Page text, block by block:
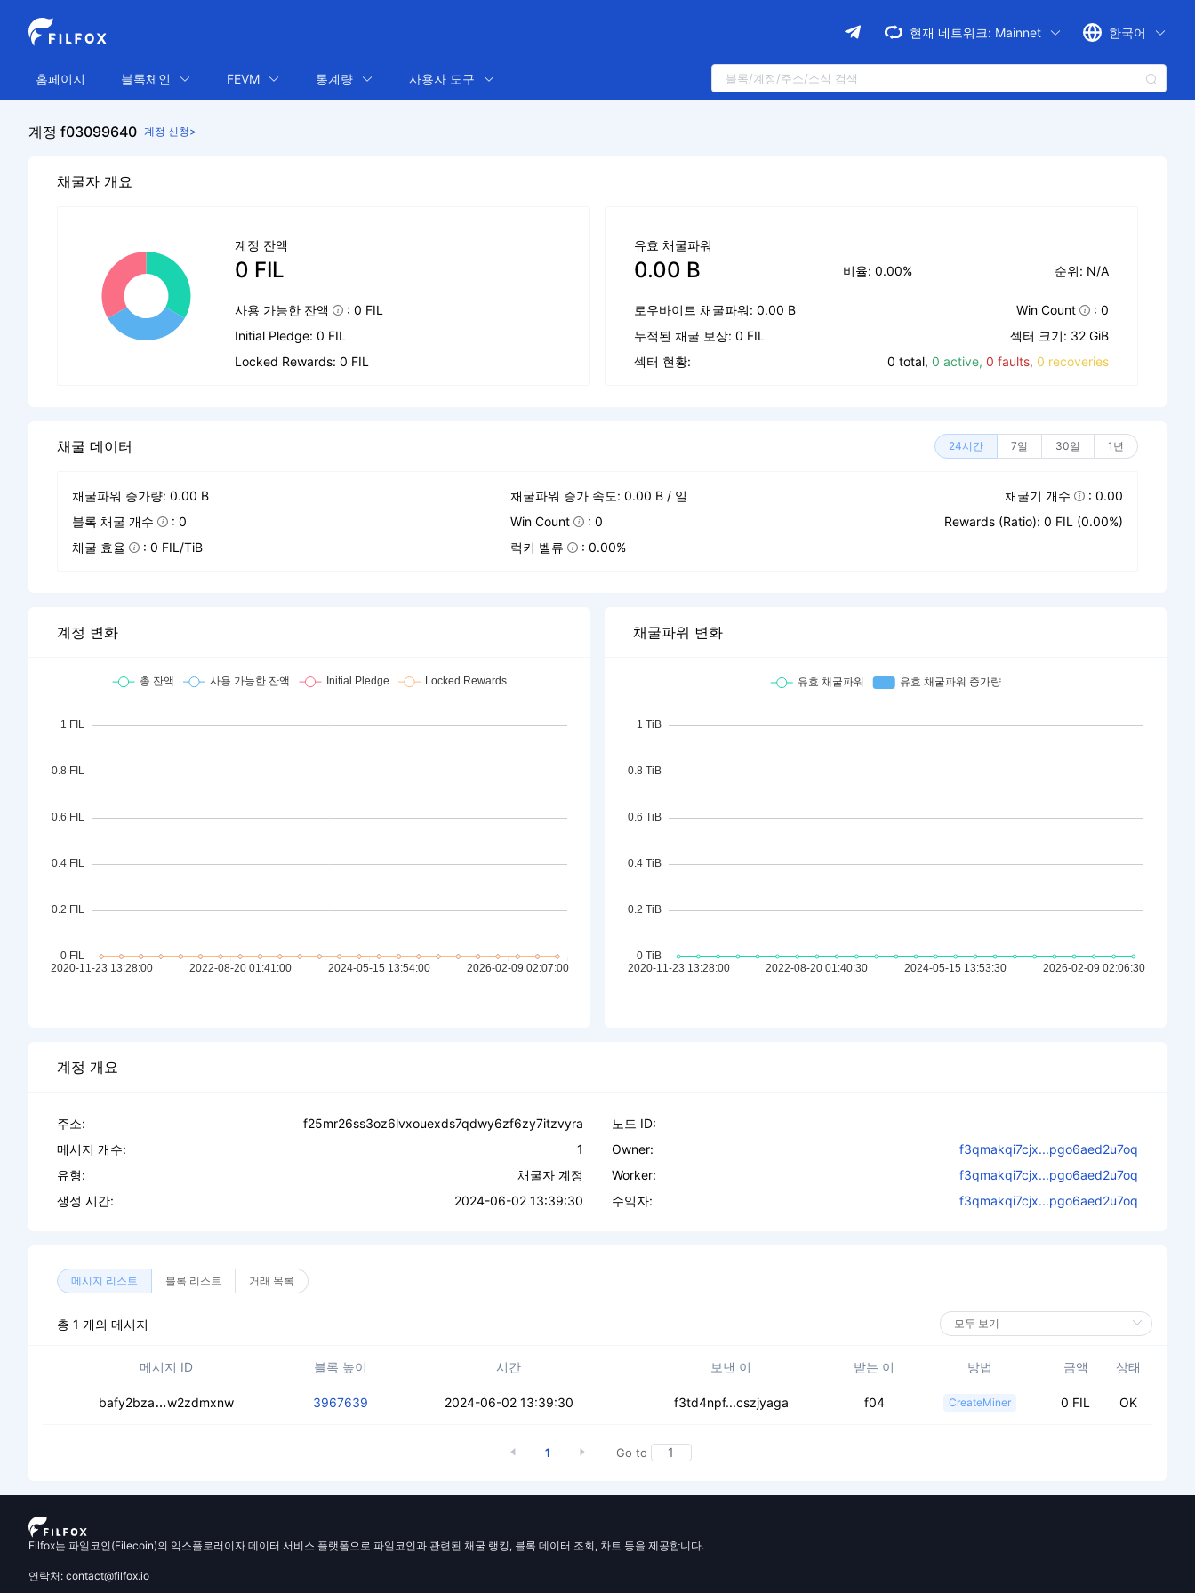
현재 네트워크: Mainnet 한국어
홈페이지 블록체인 FEVM 통계량 사용자 도구
계정 f03099640 계정 신청>
채굴자 개요
계정 잔액
0 FIL
사용 가능한 잔액
: 0 FIL
Initial Pledge: 0 FIL
Locked Rewards: 0 FIL
유효 채굴파워
0.00 B 비율: 0.00% 순위: N/A
로우바이트 채굴파워: 0.00 B Win Count
: 0
누적된 채굴 보상: 0 FIL
섹터 크기: 32 GiB
섹터 현황:
0 total, 0 active, 0 faults, 0 recoveries
채굴 데이터 24시간 7일 30일 1년
채굴파워 증가량: 0.00 B 채굴파워 증가 속도: 0.00 B / 일 채굴기 개수
: 0.00
블록 채굴 개수
: 0 Win Count : 0
Rewards (Ratio): 0 FIL (0.00%)
채굴 효율
: 0 FIL/TiB 럭키 벨류 : 0.00%
계정 변화 채굴파워 변화
계정 개요
주소:
f25mr26ss3oz6lvxouexds7qdwy6zf6zy7itzvyra
메시지 개수:
1
유형:
채굴자 계정
생성 시간:
2024-06-02 13:39:30
노드 ID:
Owner:
f3qmakqi7cjx...pgo6aed2u7oq
Worker:
f3qmakqi7cjx...pgo6aed2u7oq
수익자:
f3qmakqi7cjx...pgo6aed2u7oq
메시지 리스트 블록 리스트 거래 목록
총 1 개의 메시지
메시지 ID 블록 높이 시간 보낸 이 받는 이 방법 금액 상태
bafy2bza ceak3bws3hgkhkdv4ghtko6lxlfyazag6ucyset3u7cxsk
w2zdmxnw 3967639 2024-06-02 13:39:30 f3td4npf...cszjyaga f04 CreateMiner 0 FIL OK
1 Go to
Filfox는 파일코인(Filecoin)의 익스플로러이자 데이터 서비스 플랫폼으로 파일코인과 관련된 채굴 랭킹, 블록 데이터 조회, 차트 등을 제공합니다.
연락처: contact@filfox.io